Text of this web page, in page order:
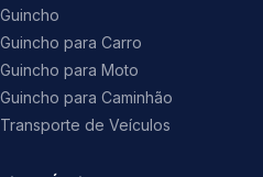
Guincho
Guincho para Carro
Guincho para Moto
Guincho para Caminhão
Transporte de Veículos